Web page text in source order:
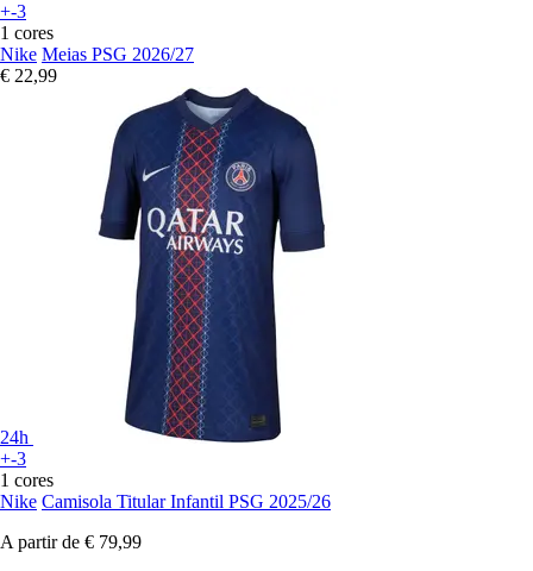
+-3
1 cores
Nike Meias PSG 2026/27
€ 22,99
24h
+-3
1 cores
Nike Camisola Titular Infantil PSG 2025/26
A partir de € 79,99